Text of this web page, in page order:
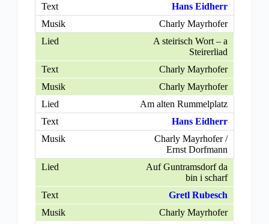
Hans Eidherr
Charly Mayrhofer
A steirisch Wort – a
Steirerliad
Charly Mayrhofer
Charly Mayrhofer
Am alten Rummelplatz
Hans Eidherr
Charly Mayrhofer /
Ernst Dorfmann
Auf Guntramsdorf da
bin i scharf
Gretl Rubesch
Charly Mayrhofer